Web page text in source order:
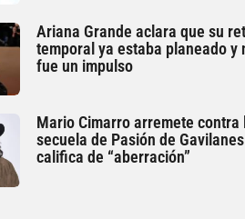
Ariana Grande aclara que su
temporal ya estaba planeado y
fue un impulso
Mario Cimarro arremete contra
secuela de Pasión de
califica de “aberración”